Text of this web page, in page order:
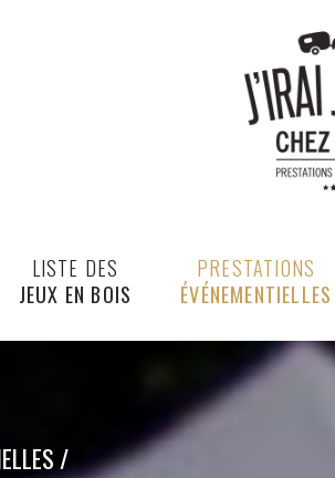
LISTE DES
JEUX EN BOIS
PRESTATIONS
ÉVÉNEMENTIELLES
/